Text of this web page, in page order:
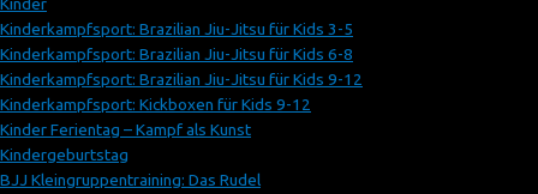
Kinderkampfsport: Brazilian Jiu-Jitsu für Kids 3-5
Kinderkampfsport: Brazilian Jiu-Jitsu für Kids 6-8
Kinderkampfsport: Brazilian Jiu-Jitsu für Kids 9-12
Kinderkampfsport: Kickboxen für Kids 9-12
Kinder Ferientag – Kampf als Kunst
Kindergeburtstag
BJJ Kleingruppentraining: Das Rudel